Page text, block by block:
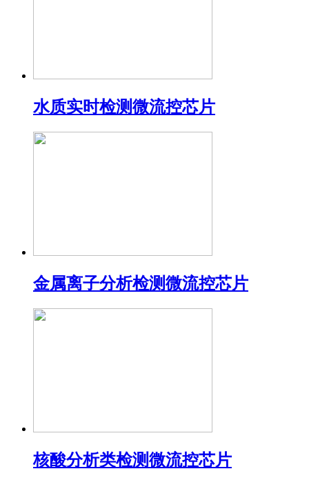
水质实时检测微流控芯片
金属离子分析检测微流控芯片
核酸分析类检测微流控芯片